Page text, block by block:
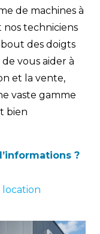
de machines à
nos techniciens
des doigts
vous aider à
et la vente,
vaste gamme
bien
?
location